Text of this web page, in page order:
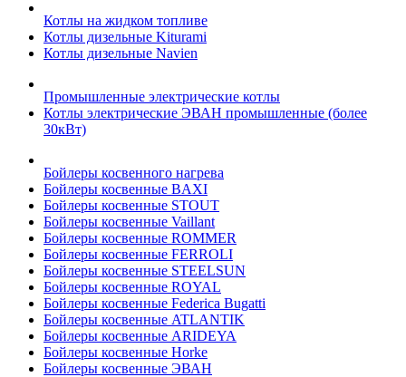
Котлы на жидком топливе
Котлы дизельные Kiturami
Котлы дизельные Navien
Промышленные электрические котлы
Котлы электрические ЭВАН промышленные (более
30кВт)
Бойлеры косвенного нагрева
Бойлеры косвенные BAXI
Бойлеры косвенные STOUT
Бойлеры косвенные Vaillant
Бойлеры косвенные ROMMER
Бойлеры косвенные FERROLI
Бойлеры косвенные STEELSUN
Бойлеры косвенные ROYAL
Бойлеры косвенные Federica Bugatti
Бойлеры косвенные ATLANTIK
Бойлеры косвенные ARIDEYA
Бойлеры косвенные Horke
Бойлеры косвенные ЭВАН